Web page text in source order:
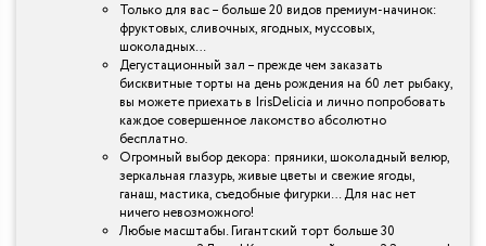
Только для вас – больше 20 видов премиум-начинок:
фруктовых, сливочных, ягодных, муссовых,
шоколадных…
Дегустационный зал – прежде чем заказать
бисквитные торты на день рождения на 60 лет рыбаку,
вы можете приехать в IrisDelicia и лично попробовать
каждое совершенное лакомство абсолютно
бесплатно.
Огромный выбор декора: пряники, шоколадный велюр,
зеркальная глазурь, живые цветы и свежие ягоды,
ганаш, мастика, съедобные фигурки… Для нас нет
ничего невозможного!
Любые масштабы. Гигантский торт больше 30